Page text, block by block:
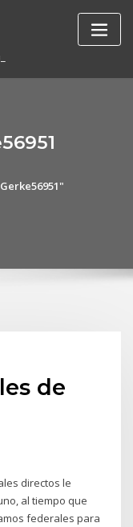
de
directos le
al tiempo que
federales para